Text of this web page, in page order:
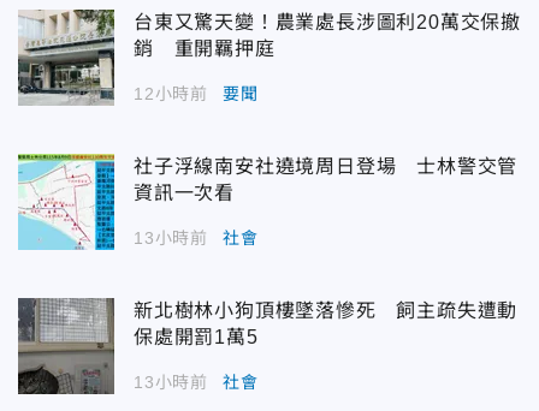
台東又驚天變！農業處長涉圖利20萬交保撤
銷 重開羈押庭
12小時前 要聞
社子浮線南安社遶境周日登場 士林警交管
資訊一次看
13小時前 社會
新北樹林小狗頂樓墜落慘死 飼主疏失遭動
保處開罰1萬5
13小時前 社會